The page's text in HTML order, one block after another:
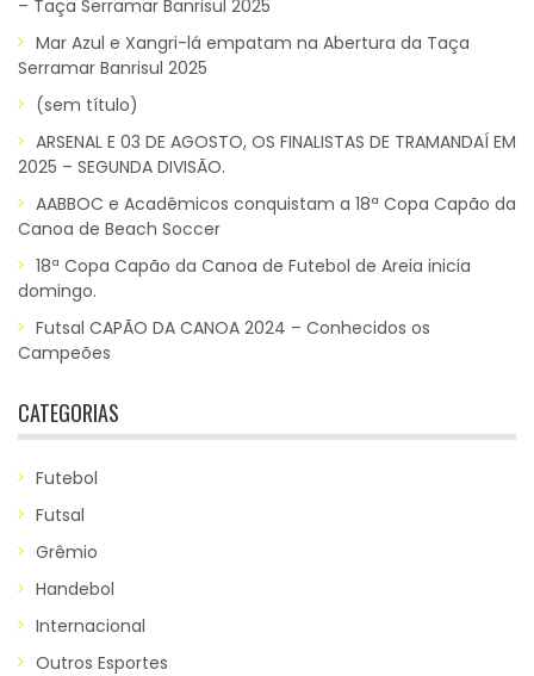
– Taça Serramar Banrisul 2025
Mar Azul e Xangri-lá empatam na Abertura da Taça
Serramar Banrisul 2025
(sem título)
ARSENAL E 03 DE AGOSTO, OS FINALISTAS DE TRAMANDAÍ EM
2025 – SEGUNDA DIVISÃO.
AABBOC e Acadêmicos conquistam a 18ª Copa Capão da
Canoa de Beach Soccer
18ª Copa Capão da Canoa de Futebol de Areia inicia
domingo.
Futsal CAPÃO DA CANOA 2024 – Conhecidos os
Campeões
CATEGORIAS
Futebol
Futsal
Grêmio
Handebol
Internacional
Outros Esportes